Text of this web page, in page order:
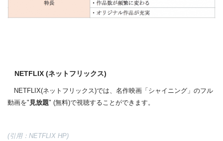
NETFLIX (ネットフリックス)
NETFLIX(ネットフリックス)では、名作映画「シャイニング」のフル
動画を" 見放題" (無料)で視聴することができます。
(引用：NETFLIX HP)